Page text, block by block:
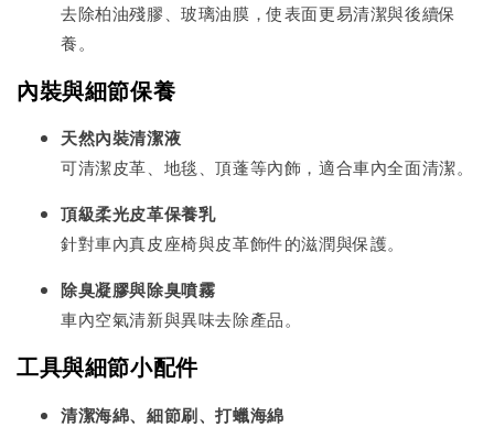
去除柏油殘膠、玻璃油膜，使表面更易清潔與後續保
養。
內裝與細節保養
天然內裝清潔液
可清潔皮革、地毯、頂蓬等內飾，適合車內全面清潔。
頂級柔光皮革保養乳
針對車內真皮座椅與皮革飾件的滋潤與保護。
除臭凝膠與除臭噴霧
車內空氣清新與異味去除產品。
工具與細節小配件
清潔海綿、細節刷、打蠟海綿